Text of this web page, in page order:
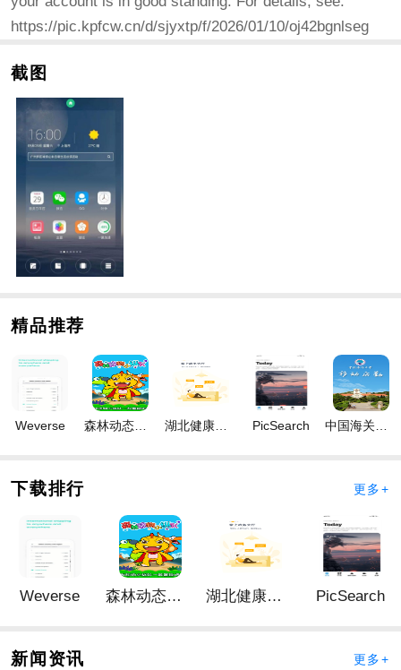
https://pic.kpfcw.cn/d/sjyxtp/f/2026/01/10/oj42bgnlseg
截图
精品推荐
Weverse 森林动态壁纸 湖北健康科技 PicSearch 中国海关归类化验
下载排行 更多+
Weverse 森林动态壁纸 湖北健康科技 PicSearch
新闻资讯 更多+